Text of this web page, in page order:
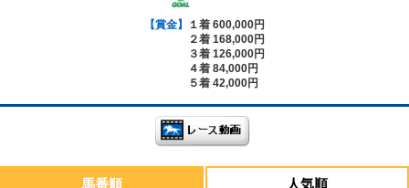
【賞金】
１着 600,000円
２着 168,000円
３着 126,000円
４着 84,000円
５着 42,000円
馬番順 人気順